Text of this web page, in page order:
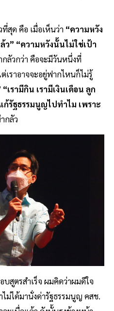
สุด คือ เมื่อเห็นว่า “ความหวัง
” “ความหวังนั้นไม่ใช่เป้า
กลัวกว่า คือจะมีวันหนึ่งที่
ราอาจจะอยู่ฟากไหนก็ไม่รู้
“เรามีกิน เรามีเงินเดือน ลูก
ก้รัฐธรรมนูญไปทำไม เพราะ
กลัว
บสูตรสำเร็จ ผมคิดว่าผมดีใจ
ม่ได้มานั่งด่ารัฐธรรมนูญ คสช.